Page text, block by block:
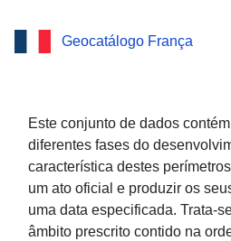
Âmbito de
plano de
(Haute-
aprovado em
Geocatálogo França
Este conjunto de dados
diferentes fases do
característica destes
um ato oficial e produzir os
uma data especificada. Trata-
âmbito prescrito contido na